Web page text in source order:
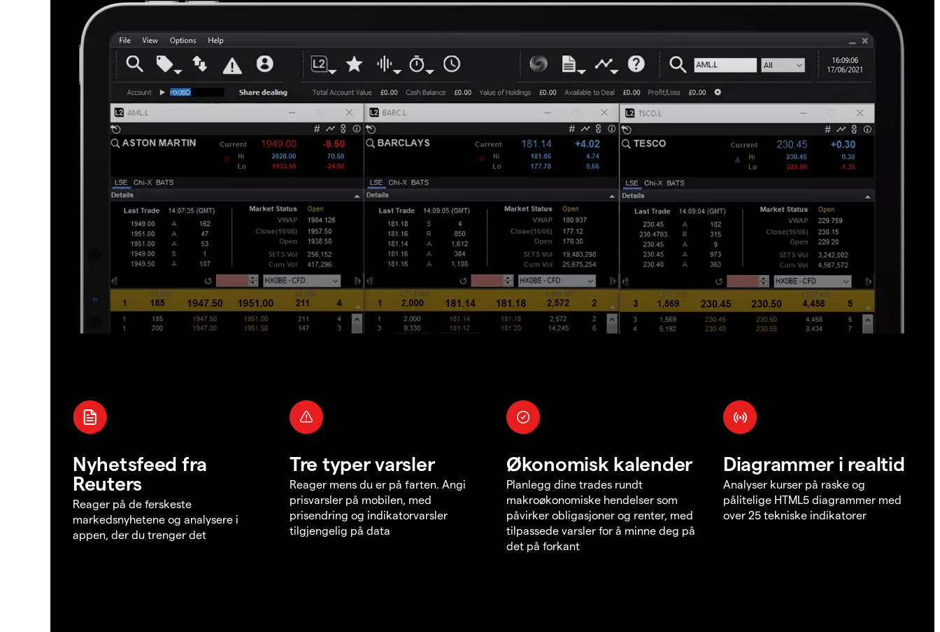
Nyhetsfeed fra
Reuters
Reager på de ferskeste
markedsnyhetene og analysere i
appen, der du trenger det
Tre typer varsler
Reager mens du er på farten. Angi
prisvarsler på mobilen, med
prisendring og indikatorvarsler
tilgjengelig på data
Økonomisk kalender
Planlegg dine trades rundt
makroøkonomiske hendelser som
påvirker obligasjoner og renter, med
tilpassede varsler for å minne deg på
det på forkant
Diagrammer i realtid
Analyser kurser på raske og
pålitelige HTML5 diagrammer med
over 25 tekniske indikatorer